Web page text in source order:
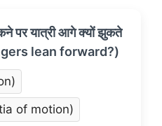
पर यात्री आगे क्यों झुकते
lean forward?)
of motion)